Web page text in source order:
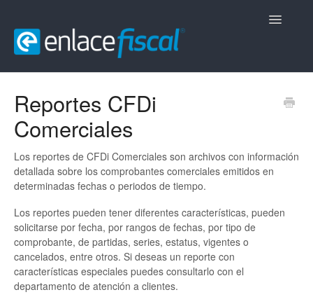
Toggle
CFDi Nómina
CFDi Retenciones
Contacto
Reportes CFDi
Comerciales
Los reportes de CFDi Comerciales son archivos con información
detallada sobre los comprobantes comerciales emitidos en
determinadas fechas o periodos de tiempo.
Los reportes pueden tener diferentes características, pueden
solicitarse por fecha, por rangos de fechas, por tipo de
comprobante, de partidas, series, estatus, vigentes o
cancelados, entre otros. Si deseas un reporte con
características especiales puedes consultarlo con el
departamento de atención a clientes.